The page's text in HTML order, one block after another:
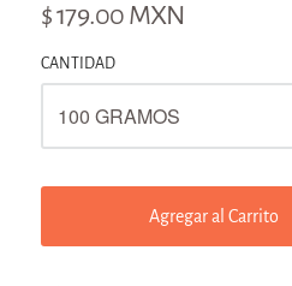
$ 179.00 MXN
CANTIDAD
Agregar al Carrito